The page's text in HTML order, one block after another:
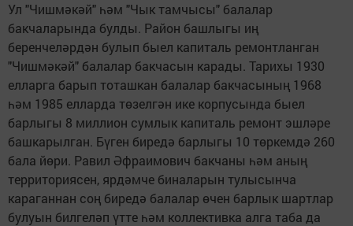
Ул "Чишмәкәй" һәм "Чык тамчысы" балалар
бакчаларында булды. Район башлыгы иң
беренчеләрдән булып быел капиталь ремонтланган
"Чишмәкәй" балалар бакчасын карады. Тарихы 1930
елларга барып тоташкан балалар бакчасының 1968
һәм 1985 елларда төзелгән ике корпусында быел
барлыгы 8 миллион сумлык капиталь ремонт эшләре
башкарылган. Бүген биредә барлыгы 10 төркемдә 260
бала йөри. Равил Әфраимович бакчаны һәм аның
территориясен, ярдәмче биналарын тулысынча
караганнан соң биредә балалар өчен барлык шартлар
булуын билгеләп үтте һәм коллективка алга таба да